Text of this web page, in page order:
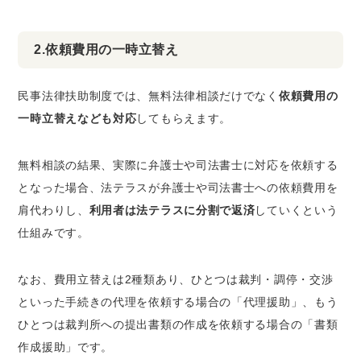
2.依頼費用の一時立替え
民事法律扶助制度では、無料法律相談だけでなく 依頼費用の
一時立替えなども対応してもらえます。
無料相談の結果、実際に弁護士や司法書士に対応を依頼する
となった場合、法テラスが弁護士や司法書士への依頼費用を
肩代わりし、 利用者は法テラスに分割で返済していくという
仕組みです。
なお、費用立替えは2種類あり、ひとつは裁判・調停・交渉
といった手続きの代理を依頼する場合の「代理援助」、もう
ひとつは裁判所への提出書類の作成を依頼する場合の「書類
作成援助」です。